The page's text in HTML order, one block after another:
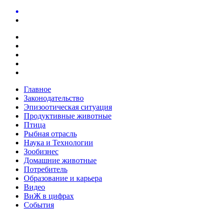
Главное
Законодательство
Эпизоотическая ситуация
Продуктивные животные
Птица
Рыбная отрасль
Наука и Технологии
Зообизнес
Домашние животные
Потребитель
Образование и карьера
Видео
ВиЖ в цифрах
События